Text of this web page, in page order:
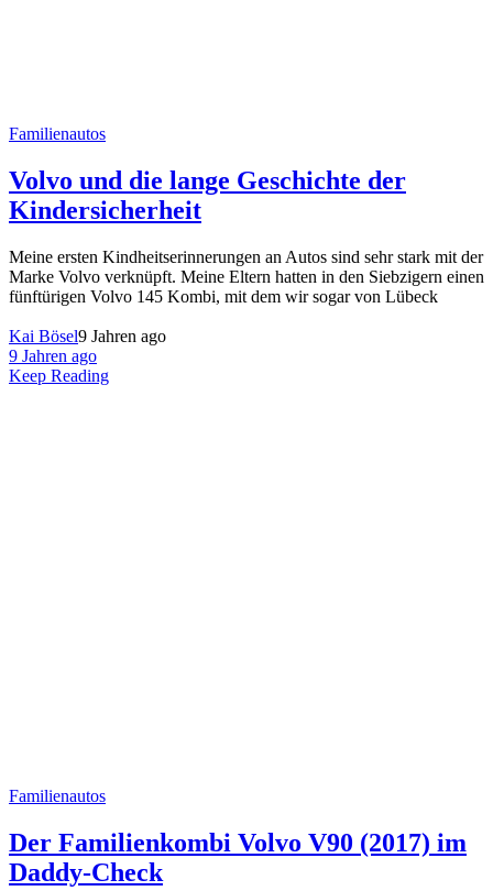
Familienautos
Volvo und die lange Geschichte der
Kindersicherheit
Meine ersten Kindheitserinnerungen an Autos sind sehr stark mit der
Marke Volvo verknüpft. Meine Eltern hatten in den Siebzigern einen
fünftürigen Volvo 145 Kombi, mit dem wir sogar von Lübeck
Kai Bösel9 Jahren ago
9 Jahren ago
Keep Reading
Familienautos
Der Familienkombi Volvo V90 (2017) im
Daddy-Check